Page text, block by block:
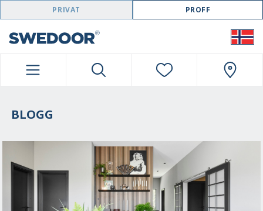
SWEDOOR NAVIGATION
PRIVAT PROFF
BLOGG